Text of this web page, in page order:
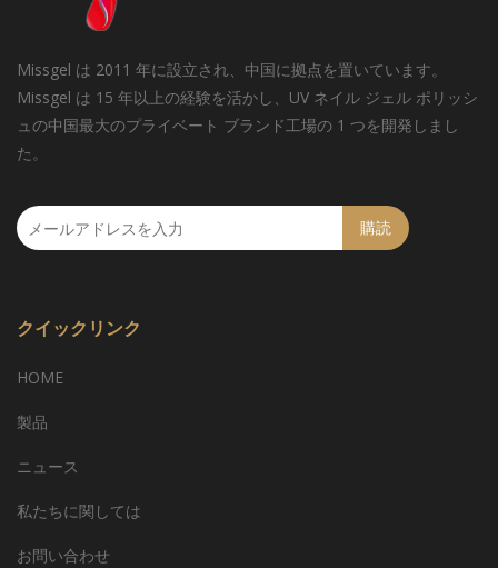
Missgel は 2011 年に設立され、中国に拠点を置いています。
Missgel は 15 年以上の経験を活かし、UV ネイル ジェル ポリッシ
ュの中国最大のプライベート ブランド工場の 1 つを開発しまし
た。
購読
クイックリンク
HOME
製品
ニュース
私たちに関しては
お問い合わせ